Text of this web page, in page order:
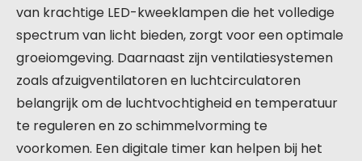
van krachtige LED-kweeklampen die het volledige
spectrum van licht bieden, zorgt voor een optimale
groeiomgeving. Daarnaast zijn ventilatiesystemen
zoals afzuigventilatoren en luchtcirculatoren
belangrijk om de luchtvochtigheid en temperatuur
te reguleren en zo schimmelvorming te
voorkomen. Een digitale timer kan helpen bij het